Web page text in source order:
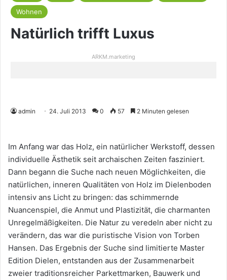
Wohnen
Natürlich trifft Luxus
ARKM.marketing
admin 24. Juli 2013 0 57 2 Minuten gelesen
Im Anfang war das Holz, ein natürlicher Werkstoff, dessen
individuelle Ästhetik seit archaischen Zeiten fasziniert.
Dann begann die Suche nach neuen Möglichkeiten, die
natürlichen, inneren Qualitäten von Holz im Dielenboden
intensiv ans Licht zu bringen: das schimmernde
Nuancenspiel, die Anmut und Plastizität, die charmanten
Unregelmäßigkeiten. Die Natur zu veredeln aber nicht zu
verändern, das war die puristische Vision von Torben
Hansen. Das Ergebnis der Suche sind limitierte Master
Edition Dielen, entstanden aus der Zusammenarbeit
zweier traditionsreicher Parkettmarken, Bauwerk und